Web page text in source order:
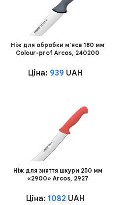
Ніж для обробки м’яса 180 мм
Сolour-prof Arcos, 240200
Ціна: 939 UAH
Ніж для зняття шкури 250 мм
«2900» Arcos, 2927
Ціна: 1082 UAH